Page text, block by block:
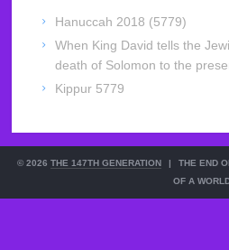
Hanuccah 2018 (5779)
When King David tells the
death of Solomon to the
Kippur 5779
© 2026 THE 147TH GENERATION |
THE END
OF A